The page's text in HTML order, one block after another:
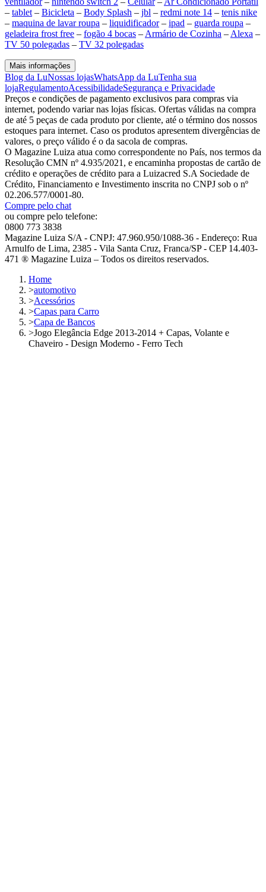
– tablet – Bicicleta – Body Splash – jbl – redmi note 14 – tenis nike
– maquina de lavar roupa – liquidificador– ipad – guarda roupa –
geladeira frost free – fogão 4 bocas – Armário de Cozinha – Alexa –
TV 50 polegadas – TV 32 polegadas
Mais informações
Blog da LuNossas lojasWhatsApp da LuTenha sua
lojaRegulamentoAcessibilidadeSegurança e Privacidade
Preços e condições de pagamento exclusivos para compras via
internet, podendo variar nas lojas físicas. Ofertas válidas na compra
de até 5 peças de cada produto por cliente, até o término dos nossos
estoques para internet. Caso os produtos apresentem divergências de
valores, o preço válido é o da sacola de compras.
O Magazine Luiza atua como correspondente no País, nos termos da
Resolução CMN nº 4.935/2021, e encaminha propostas de cartão de
crédito e operações de crédito para a Luizacred S.A Sociedade de
Crédito, Financiamento e Investimento inscrita no CNPJ sob o nº
02.206.577/0001-80.
Compre pelo chat
ou compre pelo telefone:
0800 773 3838
Magazine Luiza S/A - CNPJ: 47.960.950/1088-36 - Endereço: Rua
Arnulfo de Lima, 2385 - Vila Santa Cruz, Franca/SP - CEP 14.403-
471 ® Magazine Luiza – Todos os direitos reservados.
Home
>automotivo
>Acessórios
>Capas para Carro
>Capa de Bancos
>Jogo Elegância Edge 2013-2014 + Capas, Volante e
Chaveiro - Design Moderno - Ferro Tech